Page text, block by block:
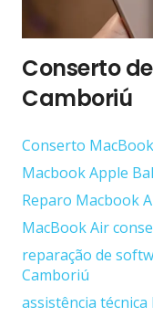
Conserto
Camboriú
Conserto
Macbook Apple
Reparo Macbook
MacBook Air
reparação de
Camboriú
assistência